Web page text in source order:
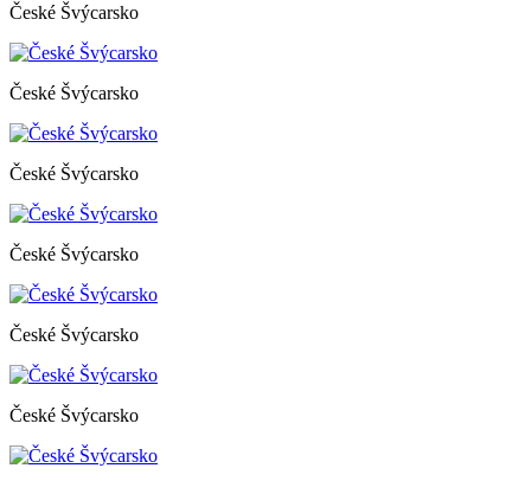
České Švýcarsko
České Švýcarsko
České Švýcarsko
České Švýcarsko
České Švýcarsko
České Švýcarsko